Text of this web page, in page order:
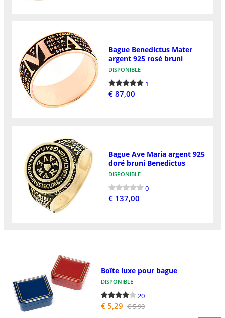
Bague Benedictus Mater
argent 925 rosé bruni
DISPONIBLE
1
€ 87,00
Bague Ave Maria argent 925
doré bruni Benedictus
DISPONIBLE
0
€ 137,00
Boîte luxe pour bague
DISPONIBLE
20
€ 5,29 € 5,90